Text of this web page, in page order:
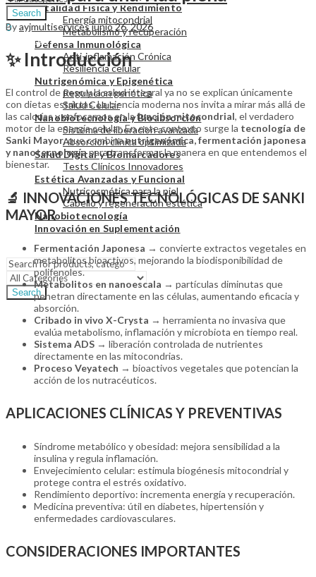
Vitalidad Fisíca y Rendimiento
Energía mitocondrial
Metabolismo y recuperación
Defensa Inmunológica
Anti-inflamación Crónica
Resiliencia celular
Nutrigenómica y Epigenética
Regulacion genética
Salud Celular
Nanobiotecnología y Bioabsorción
Sistema de liberacion avanzada
Absorcion clínica optimizada
Salud Digital y Biomarcadores
Tests Clínicos Innovadores
Estética Avanzadas y Funcional
Nutricosmética para la piel
Cabello y regeneración estética
Nanobiotecnología
Innovación en Suplementación
No Menu Set
Search
Search
0
0.00
Byayjmultiservicesjunio 26, 2026
✨ Introducción
El control de peso y la salud integral ya no se explican únicamente
con dietas estrictas. La ciencia moderna nos invita a mirar más allá de
las calorías y enfocarnos en lafunción mitocondrial, el verdadero
motor de la energía celular. En este contexto surge la tecnología de
Sanki Mayor, que combinanutrigenómica, fermentación japonesa
y nanotecnologíapara transformar la manera en que entendemos el
bienestar.
🔬 INNOVACIONES TECNOLÓGICAS DE SANKI
MAYOR
Fermentación Japonesa → convierte extractos vegetales en
metabolitos bioactivos, mejorando la biodisponibilidad de
polifenoles.
Metabolitos en nanoescala → partículas diminutas que
penetran directamente en las células, aumentando eficacia y
absorción.
Cribado in vivo X-Crysta → herramienta no invasiva que
evalúa metabolismo, inflamación y microbiota en tiempo real.
Sistema ADS → liberación controlada de nutrientes
directamente en las mitocondrias.
Proceso Veyatech → bioactivos vegetales que potencian la
acción de los nutracéuticos.
APLICACIONES CLÍNICAS Y PREVENTIVAS
Síndrome metabólico y obesidad: mejora sensibilidad a la
insulina y regula inflamación.
Envejecimiento celular: estimula biogénesis mitocondrial y
protege contra el estrés oxidativo.
Rendimiento deportivo: incrementa energía y recuperación.
Medicina preventiva: útil en diabetes, hipertensión y
enfermedades cardiovasculares.
CONSIDERACIONES IMPORTANTES